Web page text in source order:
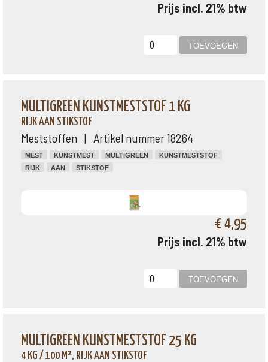
Prijs incl. 21% btw
MULTIGREEN KUNSTMESTSTOF 1 KG
RIJK AAN STIKSTOF
Meststoffen | Artikel nummer 18264
MEST KUNSTMEST MULTIGREEN
KUNSTMESTSTOF
RIJK
AAN STIKSTOF
€ 4,95
Prijs incl. 21% btw
MULTIGREEN KUNSTMESTSTOF 25 KG
4 KG / 100 M², RIJK AAN STIKSTOF